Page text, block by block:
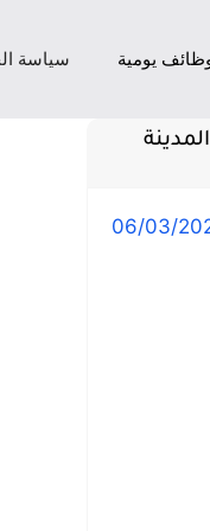
يومية سياسة
06/03/